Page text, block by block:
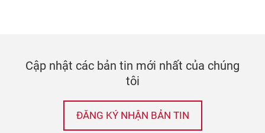
Cập nhật các bản tin mới nhất của chúng
tôi
ĐĂNG KÝ NHẬN BẢN TIN